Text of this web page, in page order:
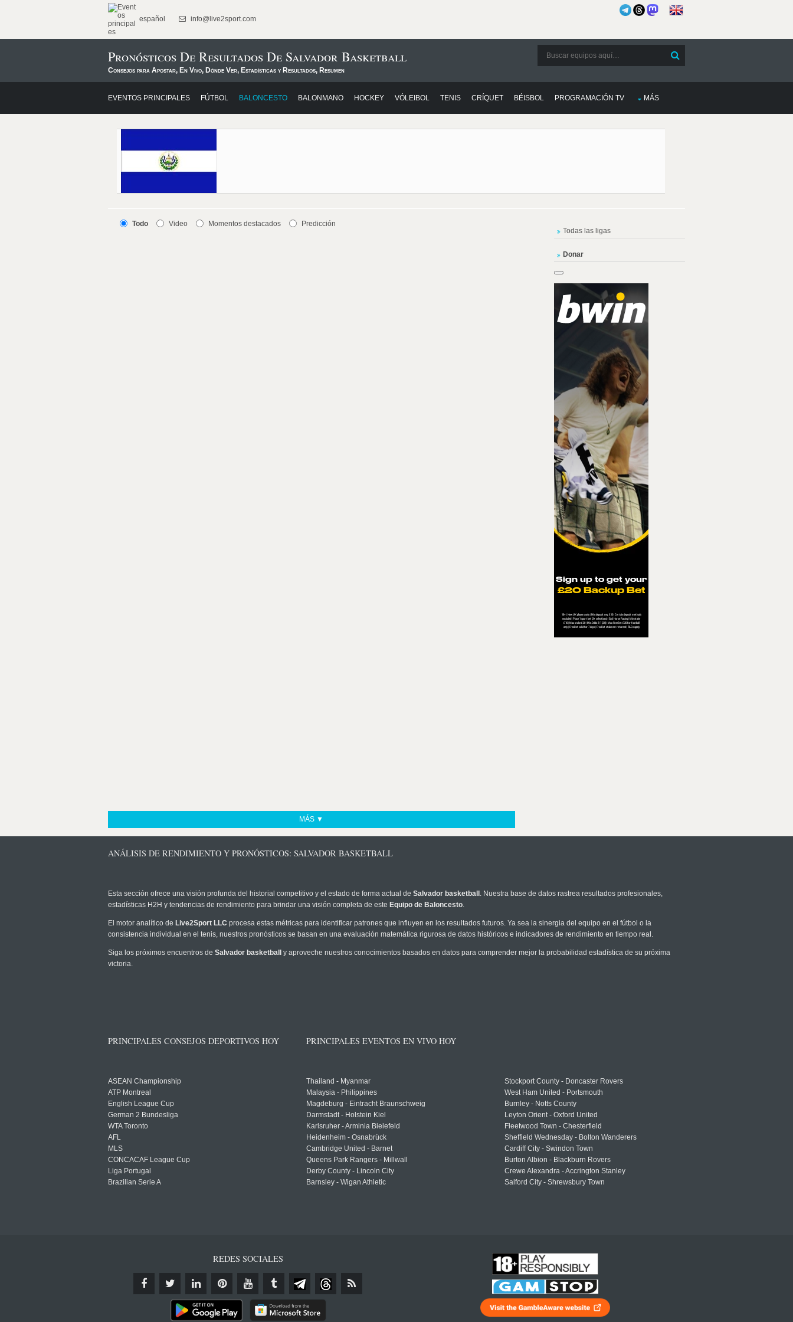
español info@live2sport.com
Pronósticos De Resultados De Salvador Basketball
Consejos para Apostar, En Vivo, Dónde Ver, Estadísticas y Resultados, Resumen
EVENTOS PRINCIPALES FÚTBOL BALONCESTO BALONMANO HOCKEY VÓLEIBOL TENIS CRÍQUET BÉISBOL PROGRAMACIÓN TV MÁS
Todo Video Momentos destacados Predicción
MÁS ▼
Todas las ligas
Donar
ANÁLISIS DE RENDIMIENTO Y PRONÓSTICOS: SALVADOR BASKETBALL
Esta sección ofrece una visión profunda del historial competitivo y el estado de forma actual de Salvador basketball . Nuestra base de datos rastrea resultados profesionales,
estadísticas H2H y tendencias de rendimiento para brindar una visión completa de este Equipo de Baloncesto.
El motor analítico de Live2Sport LLC procesa estas métricas para identificar patrones que influyen en los resultados futuros. Ya sea la sinergia del equipo en el fútbol o la
consistencia individual en el tenis, nuestros pronósticos se basan en una evaluación matemática rigurosa de datos históricos e indicadores de rendimiento en tiempo real.
Siga los próximos encuentros de Salvador basketball
y aproveche nuestros conocimientos basados en datos para comprender mejor la probabilidad estadística de su próxima
victoria.
PRINCIPALES CONSEJOS DEPORTIVOS HOY
ASEAN Championship
ATP Montreal
English League Cup
German 2 Bundesliga
WTA Toronto
AFL
MLS
CONCACAF League Cup
Liga Portugal
Brazilian Serie A
PRINCIPALES EVENTOS EN VIVO HOY
Thailand - Myanmar
Malaysia - Philippines
Magdeburg - Eintracht Braunschweig
Darmstadt - Holstein Kiel
Karlsruher - Arminia Bielefeld
Heidenheim - Osnabrück
Cambridge United - Barnet
Queens Park Rangers - Millwall
Derby County - Lincoln City
Barnsley - Wigan Athletic
Stockport County - Doncaster Rovers
West Ham United - Portsmouth
Burnley - Notts County
Leyton Orient - Oxford United
Fleetwood Town - Chesterfield
Sheffield Wednesday - Bolton Wanderers
Cardiff City - Swindon Town
Burton Albion - Blackburn Rovers
Crewe Alexandra - Accrington Stanley
Salford City - Shrewsbury Town
REDES SOCIALES